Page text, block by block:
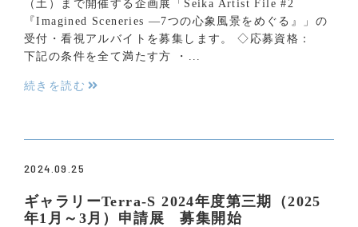
（土）まで開催する企画展「Seika Artist File #2
『Imagined Sceneries ―7つの心象風景をめぐる』」の
受付・看視アルバイトを募集します。 ◇応募資格：
下記の条件を全て満たす方 ・...
続きを読む
2024.09.25
ギャラリーTerra-S 2024年度第三期（2025
年1月～3月）申請展 募集開始